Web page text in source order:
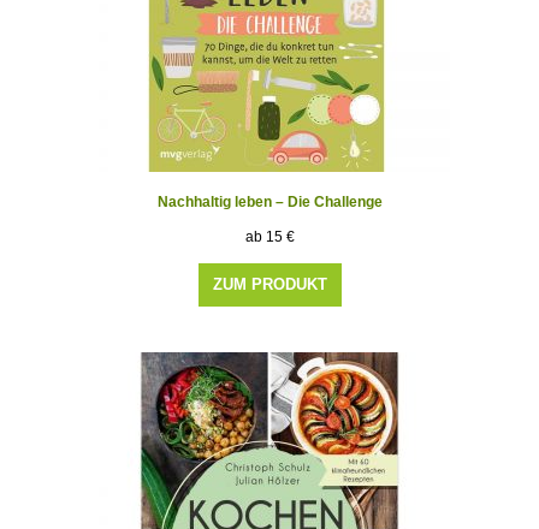
Nachhaltig leben – Die Challenge
15 €
ZUM PRODUKT